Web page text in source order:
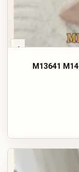
‹
M13641